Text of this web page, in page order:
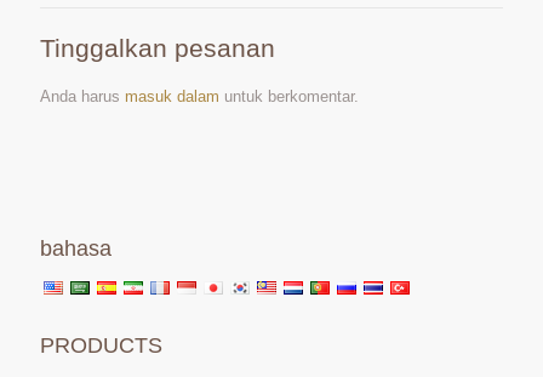
Tinggalkan pesanan
Anda harus masuk dalam untuk berkomentar.
bahasa
PRODUCTS